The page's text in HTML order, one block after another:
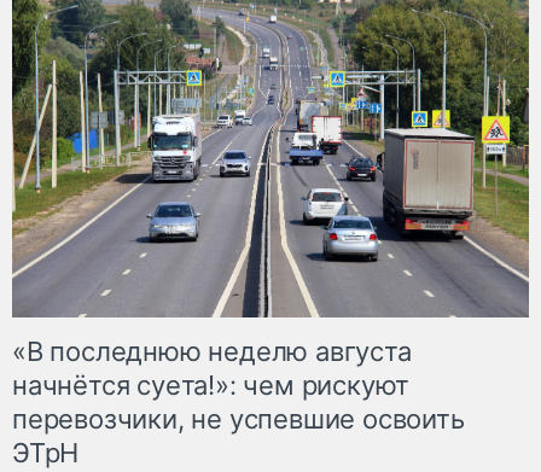
«В последнюю неделю августа
начнётся суета!»: чем рискуют
перевозчики, не успевшие освоить
ЭТрН